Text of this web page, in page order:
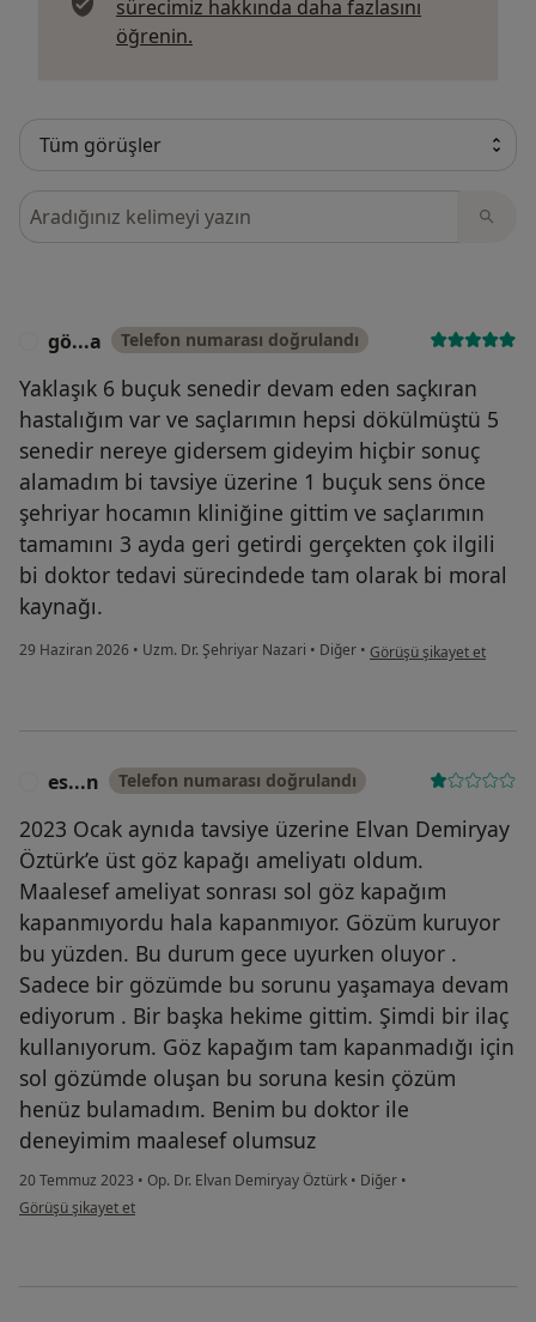
sürecimiz hakkında daha fazlasını
öğrenin.
Görüşler içerisinde ara
gö...a Telefon numarası doğrulandı
Yaklaşık 6 buçuk senedir devam eden saçkıran
hastalığım var ve saçlarımın hepsi dökülmüştü 5
senedir nereye gidersem gideyim hiçbir sonuç
alamadım bi tavsiye üzerine 1 buçuk sens önce
şehriyar hocamın kliniğine gittim ve saçlarımın
tamamını 3 ayda geri getirdi gerçekten çok ilgili
bi doktor tedavi sürecindede tam olarak bi moral
kaynağı.
29 Haziran 2026 • Uzm. Dr. Şehriyar Nazari • Diğer • kullanıcının görüşüne
Görüşü şikayet et
es...n Telefon numarası doğrulandı
2023 Ocak aynıda tavsiye üzerine Elvan Demiryay
Öztürk’e üst göz kapağı ameliyatı oldum.
Maalesef ameliyat sonrası sol göz kapağım
kapanmıyordu hala kapanmıyor. Gözüm kuruyor
bu yüzden. Bu durum gece uyurken oluyor .
Sadece bir gözümde bu sorunu yaşamaya devam
ediyorum . Bir başka hekime gittim. Şimdi bir ilaç
kullanıyorum. Göz kapağım tam kapanmadığı için
sol gözümde oluşan bu soruna kesin çözüm
henüz bulamadım. Benim bu doktor ile
deneyimim maalesef olumsuz
20 Temmuz 2023 • Op. Dr. Elvan Demiryay Öztürk • Diğer •
kullanıcının görüşüne göre es...n
Görüşü şikayet et